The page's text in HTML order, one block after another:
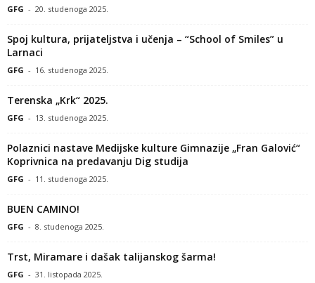
GFG - 20. studenoga 2025.
Spoj kultura, prijateljstva i učenja – “School of Smiles” u
Larnaci
GFG - 16. studenoga 2025.
Terenska „Krk“ 2025.
GFG - 13. studenoga 2025.
Polaznici nastave Medijske kulture Gimnazije „Fran Galović“
Koprivnica na predavanju Dig studija
GFG - 11. studenoga 2025.
BUEN CAMINO!
GFG - 8. studenoga 2025.
Trst, Miramare i dašak talijanskog šarma!
GFG - 31. listopada 2025.